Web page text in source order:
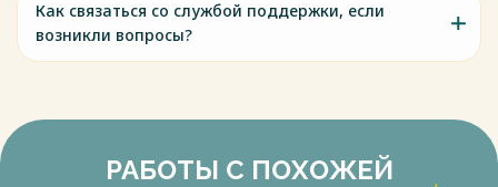
Как связаться со службой поддержки, если
возникли вопросы?
РАБОТЫ С ПОХОЖЕЙ